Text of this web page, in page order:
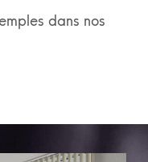
dans nos